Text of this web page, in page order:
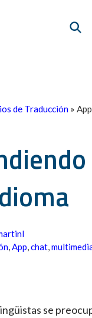
de Traducción »
,App,chat,
se